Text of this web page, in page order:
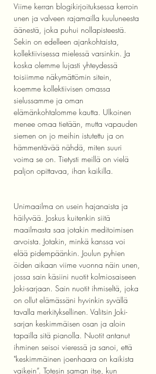
Viime kerran blogikirjoituksessa kerroin
unen ja valveen rajamailla kuuluneesta
äänestä, joka puhui nollapisteestä.
Sekin on edelleen ajankohtaista,
kollektiivisessa mielessä varsinkin. Ja
koska olemme lujasti yhteydessä
toisiimme näkymättömin sitein,
koemme kollektiivisen omassa
sielussamme ja oman
elämänkohtalomme kautta. Ulkoinen
menee omaa tietään, mutta vapauden
siemen on jo meihin istutettu ja on
hämmentävää nähdä, miten suuri
voima se on. Tietysti meillä on vielä
paljon opittavaa, ihan kaikilla.
Unimaailma on usein hajanaista ja
häilyvää. Joskus kuitenkin siitä
maailmasta saa jotakin meditoimisen
arvoista. Jotakin, minkä kanssa voi
elää pidempäänkin. Joulun pyhien
öiden aikaan viime vuonna näin unen,
jossa sain käsiini nuotit kolmiosaiseen
Joki-sarjaan. Sain nuotit ihmiseltä, joka
on ollut elämässäni hyvinkin syvällä
tavalla merkityksellinen. Valitsin Joki-
sarjan keskimmäisen osan ja aloin
tapailla sitä pianolla. Nuotit antanut
ihminen seisoi vieressä ja sanoi, että
"keskimmäinen joenhaara on kaikista
vaikein”. Totesin saman itse, kun